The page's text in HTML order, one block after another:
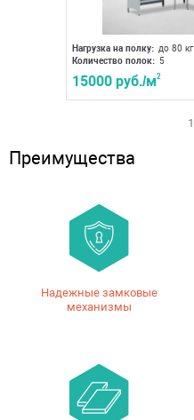
Нагрузка на полку: до 80 кг
Количество полок: 5
15000 руб./м2
1
Преимущества
Надежные замковые
механизмы